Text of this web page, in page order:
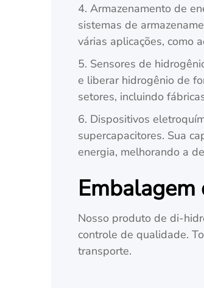
4. Armazenamento de
sistemas de
várias aplicações, como
5. Sensores de
e liberar hidrogênio de
setores, incluindo
6. Dispositivos
supercapacitores. Sua
energia, melhorando a
Nosso produto de di-
controle de qualidade.
transporte.